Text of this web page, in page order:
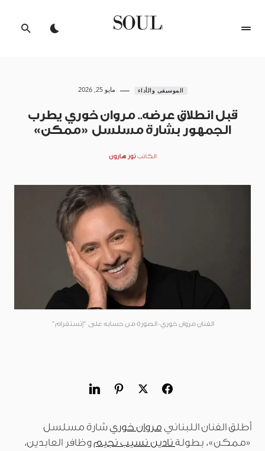
الموسيقى والأداء مايو 25, 2026
قبل انطلاق عرضه.. مروان خوري يطرب
الجمهور بشارة مسلسل «ممكن»
الكاتب نور هارون
الفنان مروان خوري- الصورة من حسابه على “إنستغرام”
أطلق الفنان اللبناني مروان خوريشارة مسلسل
«ممكن»، بطولة نادين نسيب نجيموظافر العابدين،